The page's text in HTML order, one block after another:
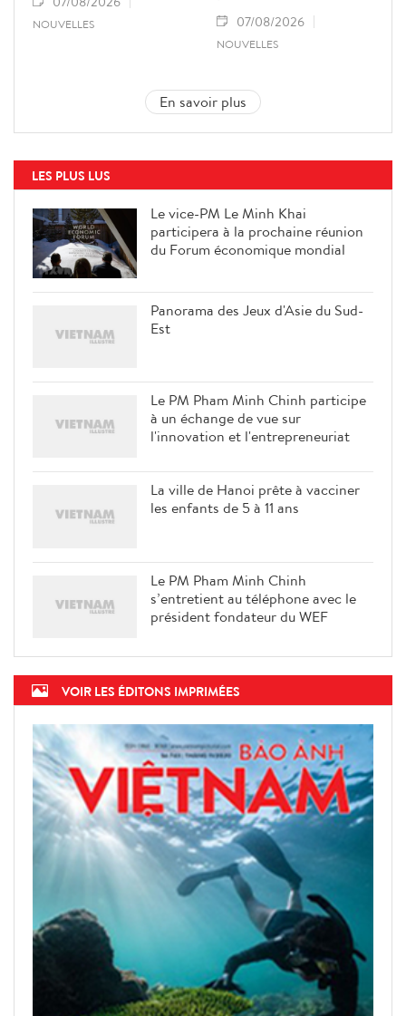
NOUVELLES 07/08/2026
NOUVELLES
En savoir plus
LES PLUS LUS
Le vice-PM Le Minh Khai
participera à la prochaine réunion
du Forum économique mondial
Panorama des Jeux d'Asie du Sud-
Est
Le PM Pham Minh Chinh participe
à un échange de vue sur
l'innovation et l'entrepreneuriat
La ville de Hanoi prête à vacciner
les enfants de 5 à 11 ans
Le PM Pham Minh Chinh
s’entretient au téléphone avec le
président fondateur du WEF
VOIR LES ÉDITONS IMPRIMÉES